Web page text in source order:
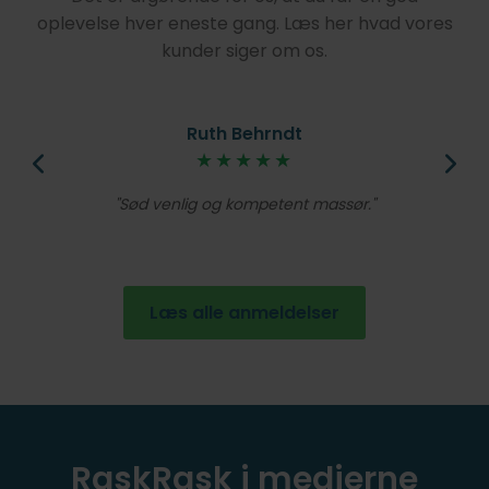
oplevelse hver eneste gang. Læs her hvad vores
kunder siger om os.
Ruth Behrndt
★★★★★
Sød venlig og kompetent massør.
Læs alle anmeldelser
RaskRask i medierne